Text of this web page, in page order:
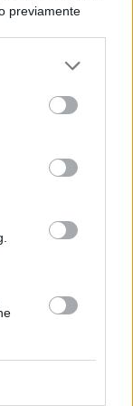
previamente
algún
de
se aplicarán
sitio web o